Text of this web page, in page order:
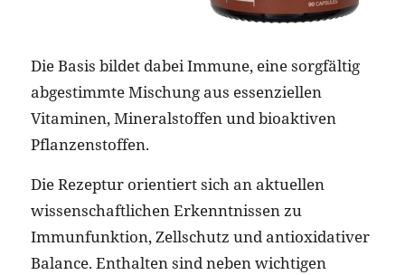
Die Basis bildet dabei Immune, eine sorgfältig
abgestimmte Mischung aus essenziellen
Vitaminen, Mineralstoffen und bioaktiven
Pflanzenstoffen.
Die Rezeptur orientiert sich an aktuellen
wissenschaftlichen Erkenntnissen zu
Immunfunktion, Zellschutz und antioxidativer
Balance. Enthalten sind neben wichtigen